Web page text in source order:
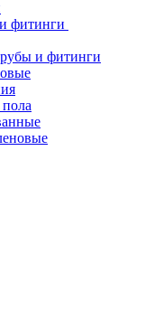
фитинги
и фитинги